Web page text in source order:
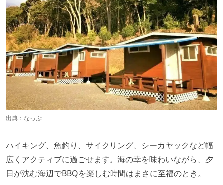
出典： なっぷ
ハイキング、魚釣り、サイクリング、シーカヤックなど幅
広くアクティブに過ごせます。海の幸を味わいながら、夕
日が沈む海辺でBBQを楽しむ時間はまさに至福のとき。